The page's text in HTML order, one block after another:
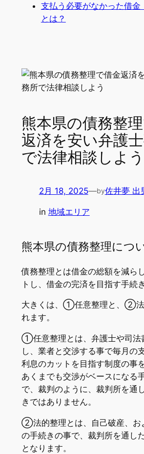
支払う必要がなかった借金
とは？
熊本県の債務整
返済を安い弁護
で法律相談しよう
2月 18, 2025—by佐井夢 出
in 地域エリア
熊本県の債務整理につ
債務整理とは借金の総額を減ら
トし、借金の完済を目指す手続
大きくは、①任意整理と、②法
れます。
①任意整理とは、弁護士や司法
し、業者と交渉する事で毎月の
利息のカットを目指す制度の事
あくまでも交渉がベースになる
で、裁判のように、裁判所を通
きではありません。
②法的整理とは、自己破産、お
の手続きの事で、裁判所を通し
となります。